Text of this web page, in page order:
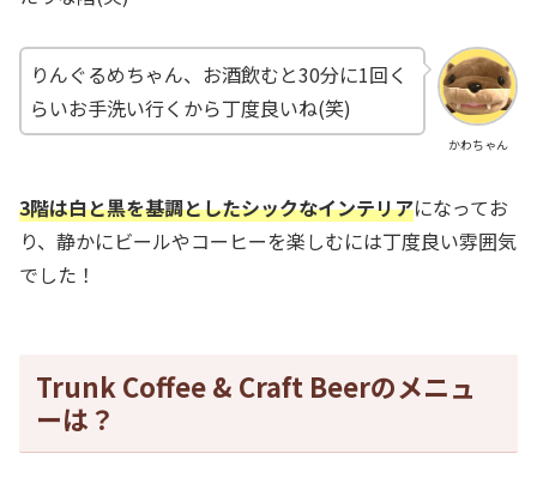
かわちゃん
りんぐるめちゃん、お酒飲むと30分に1回く
らいお手洗い行くから丁度良いね(笑)
3階は白と黒を基調としたシックなインテリアになってお
り、静かにビールやコーヒーを楽しむには丁度良い雰囲気
でした！
Trunk Coffee & Craft Beerのメニュ
ーは？